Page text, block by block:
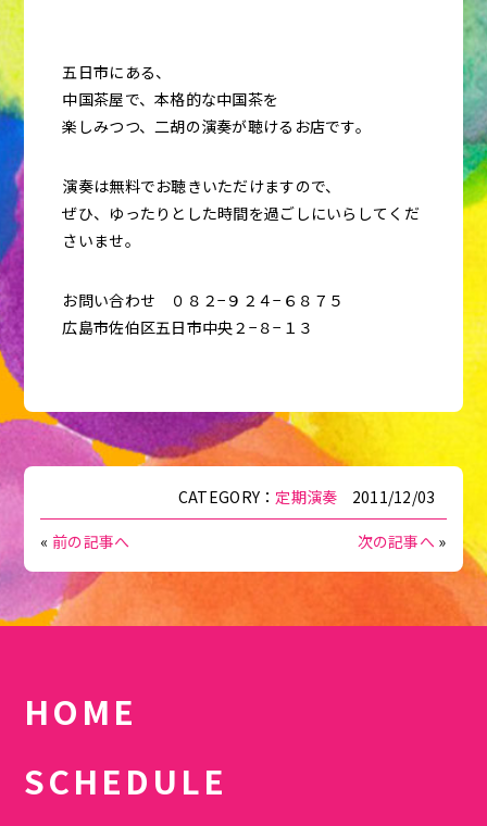
五日市にある、
中国茶屋で、本格的な中国茶を
楽しみつつ、二胡の演奏が聴けるお店です。
演奏は無料でお聴きいただけますので、
ぜひ、ゆったりとした時間を過ごしにいらしてくだ
さいませ。
お問い合わせ ０８２−９２４−６８７５
広島市佐伯区五日市中央２−８−１３
CATEGORY： 定期演奏 2011/12/03
« 前の記事へ 次の記事へ »
HOME
SCHEDULE